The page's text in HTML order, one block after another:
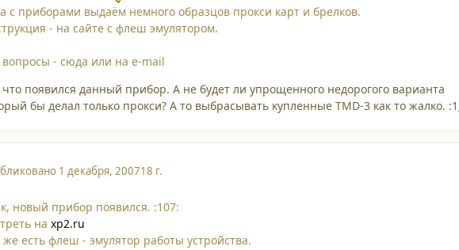
с приборами выдаём немного образцов прокси карт и брелков.
- на сайте с флеш эмулятором.
вопросы - сюда или на e-mail
что появился данный прибор. А не будет ли упрощенного недорогого варианта
бы делал только прокси? А то выбрасывать купленные TMD-3 как то жалко.
1 декабря, 200718 г.
новый прибор появился. :107:
на xp2.ru
же есть флеш - эмулятор работы устройства.